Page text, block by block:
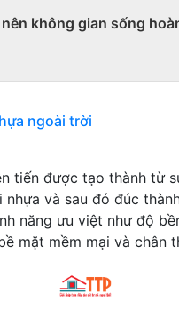
không gian sống
ngoài trời
tiến được tạo thành từ
và sau đó đúc
năng ưu việt như độ
mặt mềm mại và chân